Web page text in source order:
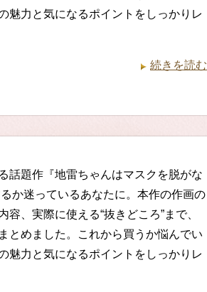
魅力と気になるポイントをしっかりレ
続きを読む
話題作『地雷ちゃんはマスクを脱がな
か迷っているあなたに。本作の作画の
容、実際に使える“抜きどころ”まで、
とめました。これから買うか悩んでい
魅力と気になるポイントをしっかりレ